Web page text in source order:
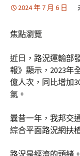
2024 年 7 月 6 日
焦點瀏覽
近日，路況運輸部
報》顯示，2023年
億人次，同比增加
氣。
曩昔一年，我邦交
綜合平面路況網扶
路況是經濟的頭緒